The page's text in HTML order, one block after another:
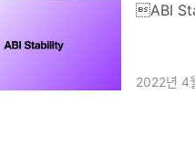
ABI
2022년 4